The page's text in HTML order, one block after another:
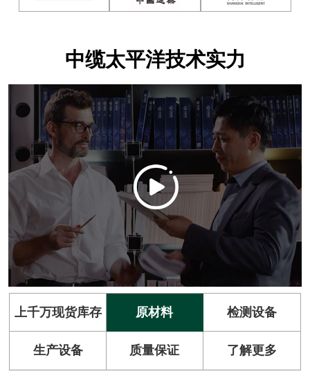
中缆太平洋技术实力
上千万现货库存 原材料 检测设备
生产设备 质量保证 了解更多